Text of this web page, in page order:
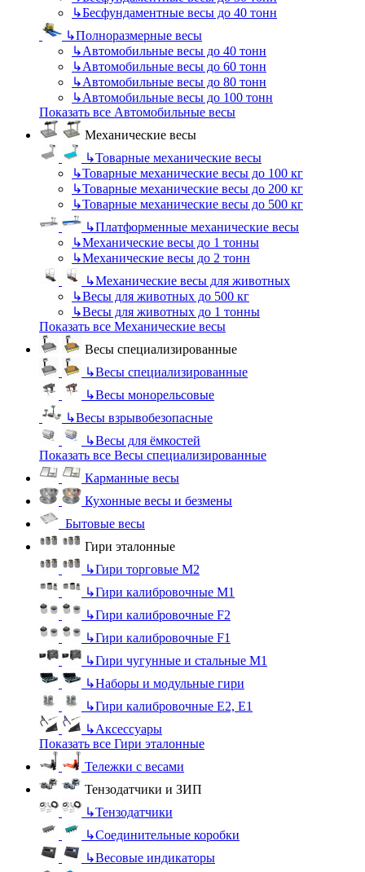
↳Бесфундаментные весы до 40 тонн
↳Полноразмерные весы
↳Автомобильные весы до 40 тонн
↳Автомобильные весы до 60 тонн
↳Автомобильные весы до 80 тонн
↳Автомобильные весы до 100 тонн
Показать все Автомобильные весы
Механические весы
↳Товарные механические весы
↳Товарные механические весы до 100 кг
↳Товарные механические весы до 200 кг
↳Товарные механические весы до 500 кг
↳Платформенные механические весы
↳Механические весы до 1 тонны
↳Механические весы до 2 тонн
↳Механические весы для животных
↳Весы для животных до 500 кг
↳Весы для животных до 1 тонны
Показать все Механические весы
Весы специализированные
↳Весы специализированные
↳Весы монорельсовые
↳Весы взрывобезопасные
↳Весы для ёмкостей
Показать все Весы специализированные
Карманные весы
Кухонные весы и безмены
Бытовые весы
Гири эталонные
↳Гири торговые М2
↳Гири калибровочные М1
↳Гири калибровочные F2
↳Гири калибровочные F1
↳Гири чугунные и стальные М1
↳Наборы и модульные гири
↳Гири калибровочные E2, Е1
↳Аксессуары
Показать все Гири эталонные
Тележки с весами
Тензодатчики и ЗИП
↳Тензодатчики
↳Соединительные коробки
↳Весовые индикаторы